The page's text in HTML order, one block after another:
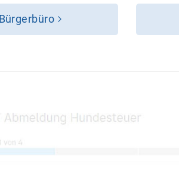
Bürgerbüro